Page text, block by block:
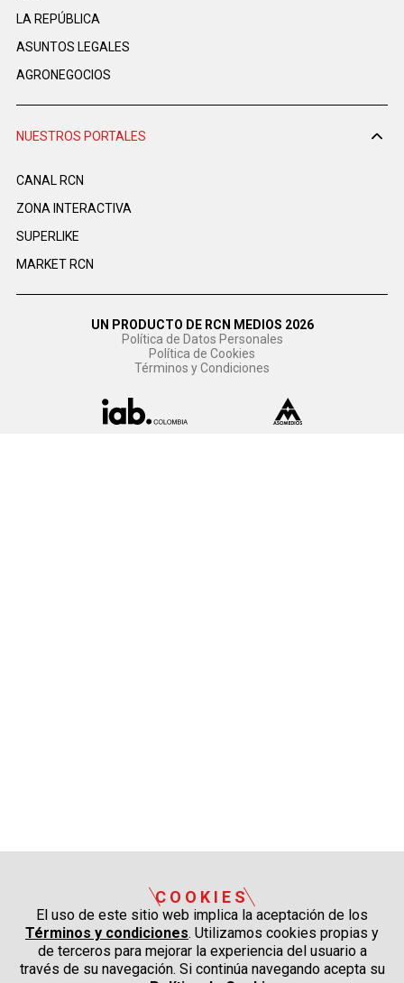
LA REPÚBLICA
ASUNTOS LEGALES
AGRONEGOCIOS
NUESTROS PORTALES
CANAL RCN
ZONA INTERACTIVA
SUPERLIKE
MARKET RCN
UN PRODUCTO DE RCN MEDIOS 2026
Política de Datos Personales
Política de Cookies
Términos y Condiciones
COOKIES
El uso de este sitio web implica la aceptación de los
Términos y condiciones. Utilizamos cookies propias y
de terceros para mejorar la experiencia del usuario a
través de su navegación. Si continúa navegando acepta su